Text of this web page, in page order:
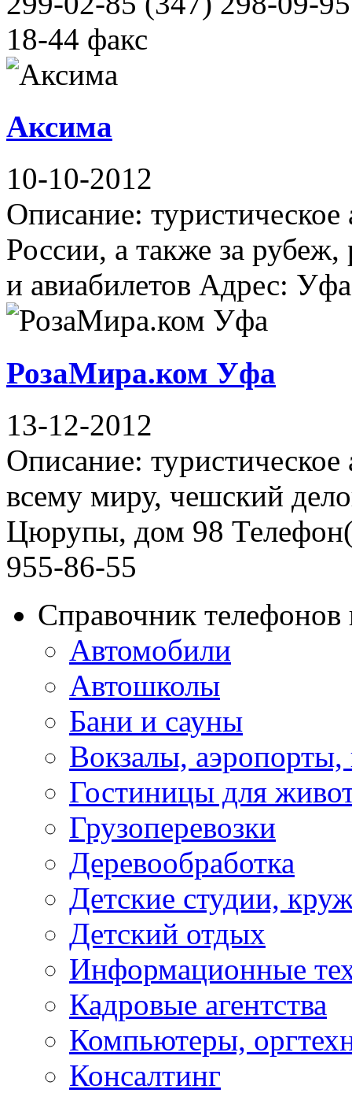
18-44 факс
Аксима
10-10-2012
Описание:
России, а также за
и авиабилетов Адрес:
РозаМира.ком Уфа
13-12-2012
Описание:
всему миру, чешский
Цюрупы, дом 98
955-86-55
Справочник
Автомобили
Автошколы
Бани и сауны
Вокзалы,
Гостиницы для
Грузоперевозки
Деревообработка
Детские студии,
Детский отдых
Информационные
Кадровые агентства
Компьютеры,
Консалтинг